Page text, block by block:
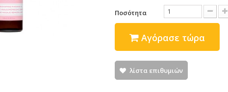
Ποσότητα
Αγόρασε τώρα
λίστα επιθυμιών